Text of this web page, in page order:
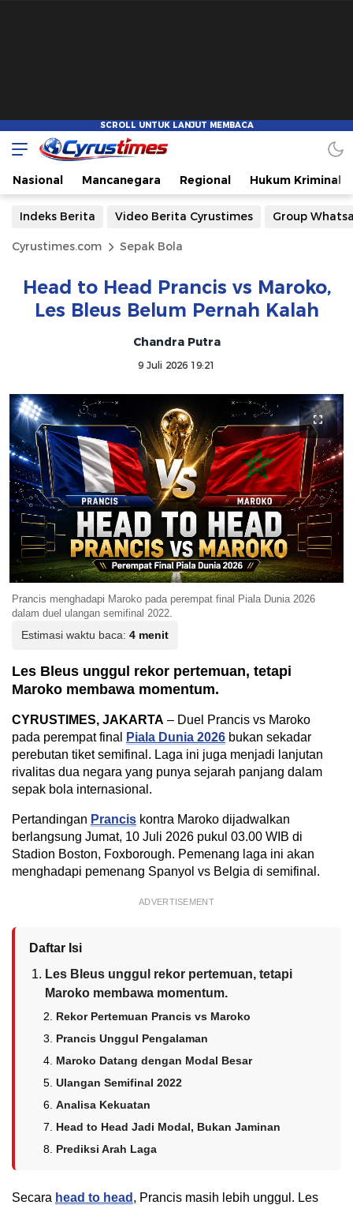
Nasional Mancanegara Regional Hukum Kriminal
Indeks Berita Video Berita Cyrustimes Group
Cyrustimes.com Sepak Bola
Head to Head Prancis vs Maroko,
Les Bleus Belum Pernah Kalah
Chandra Putra
9 Juli 2026 19:21
Prancis menghadapi Maroko pada perempat final Piala Dunia 2026
dalam duel ulangan semifinal 2022.
Estimasi waktu baca: 4 menit
Les Bleus unggul rekor pertemuan, tetapi
Maroko membawa momentum.
CYRUSTIMES, JAKARTA – Duel Prancis vs Maroko
pada perempat final
Piala Dunia 2026 bukan sekadar
perebutan tiket semifinal. Laga ini juga menjadi lanjutan
rivalitas dua negara yang punya sejarah panjang dalam
sepak bola internasional.
Pertandingan Prancis kontra Maroko dijadwalkan
berlangsung Jumat, 10 Juli 2026 pukul 03.00 WIB di
Stadion Boston, Foxborough. Pemenang laga ini akan
menghadapi pemenang Spanyol vs Belgia di semifinal.
ADVERTISEMENT
Daftar Isi
Les Bleus unggul rekor pertemuan, tetapi
Maroko membawa momentum.
Rekor Pertemuan Prancis vs Maroko
Prancis Unggul Pengalaman
Maroko Datang dengan Modal Besar
Ulangan Semifinal 2022
Analisa Kekuatan
Head to Head Jadi Modal, Bukan Jaminan
Prediksi Arah Laga
Secara head to head , Prancis masih lebih unggul. Les